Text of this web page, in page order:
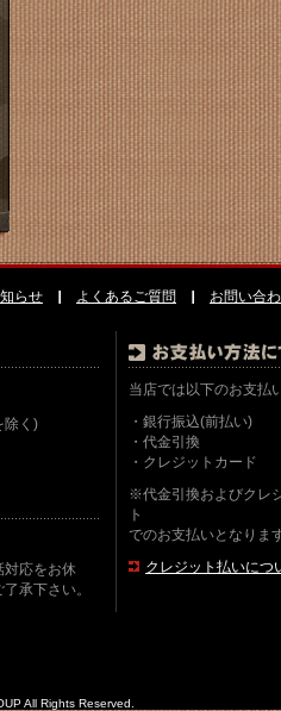
らせ よくあるご質問 お問い合
除く)
対応をお休
承下さい。
当店では以下のお支払
・銀行振込(前払い)
・代金引換
・クレジットカード
※代金引換およびクレ
ト
でのお支払いとなりま
クレジット払いにつ
All Rights Reserved.